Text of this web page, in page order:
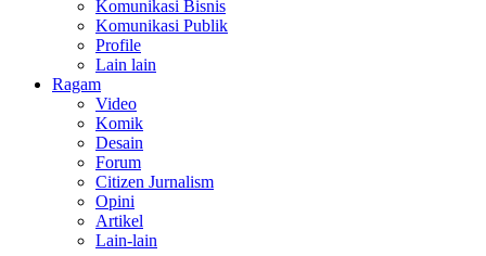
Komunikasi Bisnis
Komunikasi Publik
Profile
Lain lain
Ragam
Video
Komik
Desain
Forum
Citizen Jurnalism
Opini
Artikel
Lain-lain